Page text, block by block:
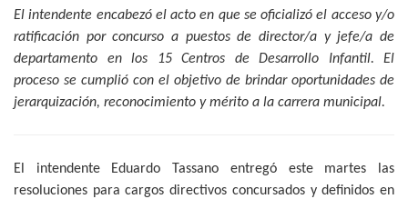
El intendente encabezó el acto en que se oficializó el acceso y/o
ratificación por concurso a puestos de director/a y jefe/a de
departamento en los 15 Centros de Desarrollo Infantil. El
proceso se cumplió con el objetivo de brindar oportunidades de
jerarquización, reconocimiento y mérito a la carrera municipal.
El intendente Eduardo Tassano entregó este martes las
resoluciones para cargos directivos concursados y definidos en